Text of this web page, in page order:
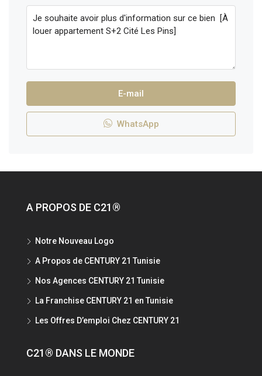
E-mail
WhatsApp
A PROPOS DE C21®
Notre Nouveau Logo
A Propos de CENTURY 21 Tunisie
Nos Agences CENTURY 21 Tunisie
La Franchise CENTURY 21 en Tunisie
Les Offres D’emploi Chez CENTURY 21
C21® DANS LE MONDE